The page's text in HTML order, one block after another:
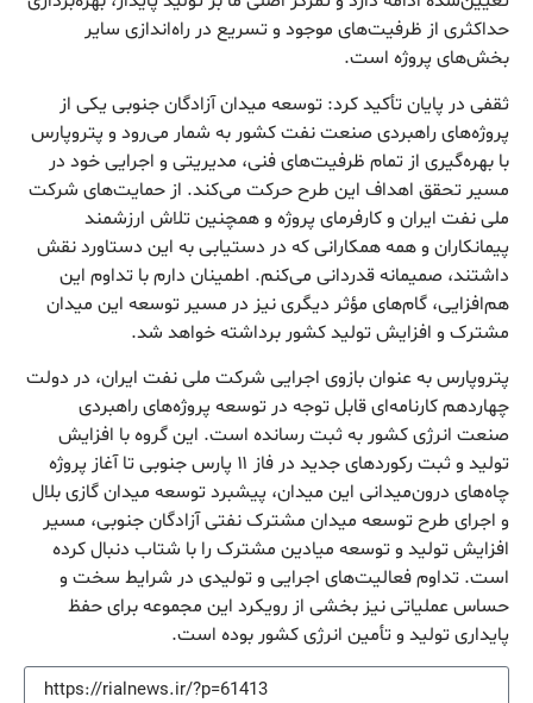
حداکثری از ظرفیت‌های موجود و تسریع در راه‌اندازی سایر
بخش‌های پروژه است.
ثقفی در پایان تأکید کرد: توسعه میدان آزادگان جنوبی یکی از
پروژه‌های راهبردی صنعت نفت کشور به شمار می‌رود و پتروپارس
با بهره‌گیری از تمام ظرفیت‌های فنی، مدیریتی و اجرایی خود در
مسیر تحقق اهداف این طرح حرکت می‌کند. از حمایت‌های شرکت
ملی نفت ایران و کارفرمای پروژه و همچنین تلاش ارزشمند
پیمانکاران و همه همکارانی که در دستیابی به این دستاورد نقش
داشتند، صمیمانه قدردانی می‌کنم. اطمینان دارم با تداوم این
هم‌افزایی، گام‌های مؤثر دیگری نیز در مسیر توسعه این میدان
مشترک و افزایش تولید کشور برداشته خواهد شد.
پتروپارس به عنوان بازوی اجرایی شرکت ملی نفت ایران، در دولت
چهاردهم کارنامه‌ای قابل توجه در توسعه پروژه‌های راهبردی
صنعت انرژی کشور به ثبت رسانده است. این گروه با افزایش
تولید و ثبت رکوردهای جدید در فاز ۱۱ پارس جنوبی تا آغاز پروژه
چاه‌های درون‌میدانی این میدان، پیشبرد توسعه میدان گازی بلال
و اجرای طرح توسعه میدان مشترک نفتی آزادگان جنوبی، مسیر
افزایش تولید و توسعه میادین مشترک را با شتاب دنبال کرده
است. تداوم فعالیت‌های اجرایی و تولیدی در شرایط سخت و
حساس عملیاتی نیز بخشی از رویکرد این مجموعه برای حفظ
پایداری تولید و تأمین انرژی کشور بوده است.